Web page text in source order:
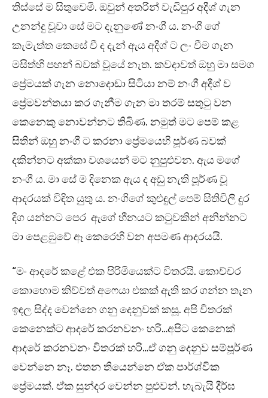
තිස්සේ ම සිතුවෙමි. ඔවුන් අතරින් වැඩිපුර අදීශ් ගැන
උනන්දු වූවා සේ මට දැනුණේ නංගී ය. නංගී ගේ
කැමැත්ත කෙසේ වී ද දැන් ඇය අදීශ් ට ලං වීම ගැන
මසිත්හි පහන් බවක් වූයේ නැත. කවදාවත් ඔහු මා සමග
ප්‍රේමයක් ගැන නොදොඩා සිටියා නම් නංගී අදීශ් ව
ප්‍රේමවන්තයා කර ගැනීම ගැන මා තරම් සතුටු වන
කෙනෙකු නොවන්නට තිබිණ. නමුත් මට පෙම් කළ
සිතින් ඔහු නංගී ට කරනා ප්‍රේමයෙහි පූර්ණ බවක්
දකින්නට අක්කා වශයෙන් මට නුපුළුවන. ඇය මගේ
නංගී ය. මා සේ ම දිනෙක ඇය ද අඩු නැති පූර්ණ වූ
ආදරයක් විඳිත යුතු ය. නංගිගේ කුළුඳුල් පෙම් සිතිවිලි දුර
දිග යන්නට පෙර ඇගේ හීනයට කටුවකින් අනින්නට
මා පෙළඹුවේ ඈ කෙරෙහි වන අපමණ ආදරයයි.
“මං ආදරේ කළේ එක පිරිමියෙක්ට විතරයි. කොච්චර
කොහොම කිව්වත් අෆෙයා එකක් ඇති කර ගන්න තැන
ඉඳල සිද්ද වෙන්නෙ ගනු දෙනුවක් කසූ. අපි විතරක්
කෙනෙක්ට ආදරේ කරනවනං හරි…අපිට කෙනෙක්
ආදරේ කරනවනං විතරක් හරි…ඒ ගනු දෙනුව සම්පූර්ණ
වෙන්නෙ නෑ. එතන තියෙන්නෙ ඒක පාර්ශ්වික
ප්‍රේමයක්. ඒක සුන්දර වෙන්න පුළුවන්. හැබැයි දීර්ඝ